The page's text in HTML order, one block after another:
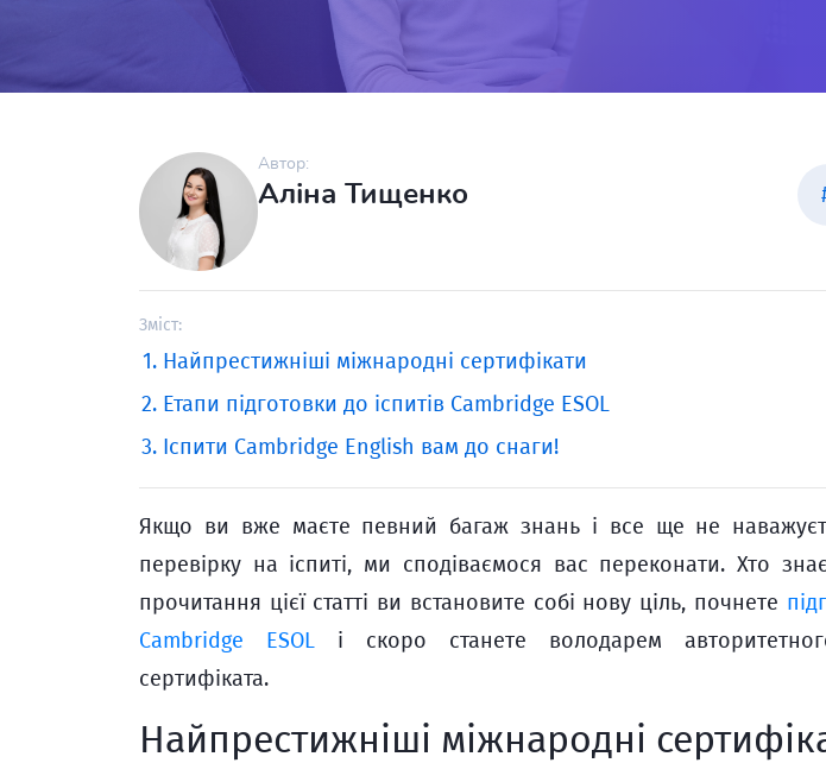
Автор:
Аліна Тищенко
Зміст:
Найпрестижніші міжнародні сертифікати
Етапи підготовки до іспитів Cambridge ESOL
Іспити Cambridge English вам до снаги!
Якщо ви вже маєте певний багаж знань і все ще не
перевірку на іспиті, ми сподіваємося вас переконати. Хто
прочитання цієї статті ви встановите собі нову ціль, почнете
Cambridge ESOL і скоро станете володарем
сертифіката.
Найпрестижніші міжнародні